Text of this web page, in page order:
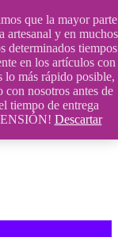
que la mayor parte
artesanal y en muchos
determinados tiempos
en los artículos con
lo más rápido posible,
con nosotros antes de
tiempo de entrega
Descartar